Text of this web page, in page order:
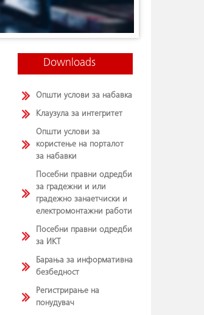
Downloads
Општи услови за набавка
Клаузула за интегритет
Општи услови за
користење на порталот
за набавки
Посебни правни одредби
за градежни и или
градежно занаетчиски и
електромонтажни работи
Посебни правни одредби
за ИКТ
Барања за информативна
безбедност
Регистрирање на
понудувач